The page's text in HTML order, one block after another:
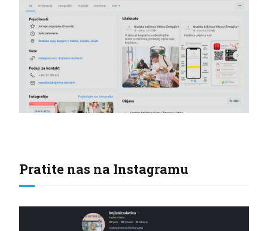
Pratite nas na Instagramu